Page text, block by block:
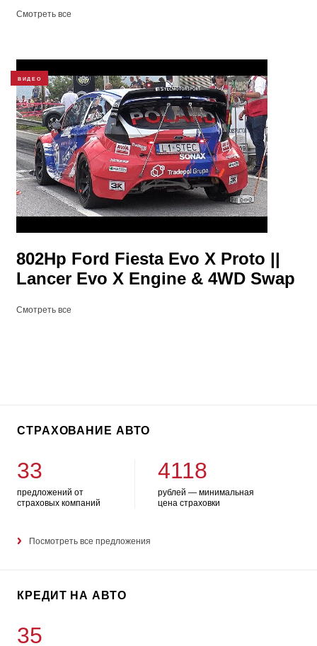
Смотреть все
ВИДЕО
802Hp Ford Fiesta Evo X Proto ||
Lancer Evo X Engine & 4WD Swap
Смотреть все
СТРАХОВАНИЕ АВТО
33
предложений от
страховых компаний
4118
рублей — минимальная
цена страховки
Посмотреть все предложения
КРЕДИТ НА АВТО
35